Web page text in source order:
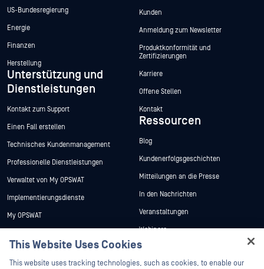
US-Bundesregierung
Energie
Finanzen
Herstellung
Unterstützung und
Dienstleistungen
Kontakt zum Support
Einen Fall erstellen
Technisches Kundenmanagement
Professionelle Dienstleistungen
Verwaltet von My OPSWAT
Implementierungsdienste
My OPSWAT
Kunden
Anmeldung zum Newsletter
Produktkonformität und
Zertifizierungen
Karriere
Offene Stellen
Kontakt
Ressourcen
Blog
Kundenerfolgsgeschichten
Mitteilungen an die Presse
In den Nachrichten
Veranstaltungen
Webinare
Datenblätter
Weiße Papiere
This Website Uses Cookies
This website uses tracking technologies, such as cookies, to enable our
Hey there!